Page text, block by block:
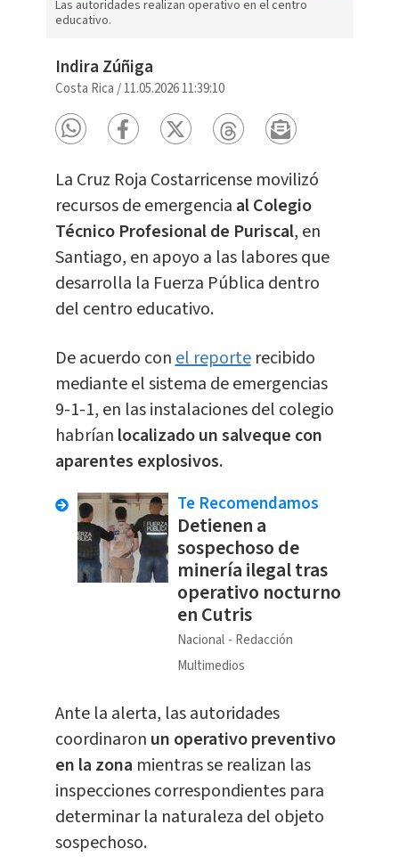
Las autoridades realizan operativo en el centro
educativo.
Indira Zúñiga
Costa Rica /11.05.2026 11:39:10
La Cruz Roja Costarricense movilizó
recursos de emergencia al Colegio
Técnico Profesional de Puriscal, en
Santiago, en apoyo a las labores que
desarrolla la Fuerza Pública dentro
del centro educativo.
De acuerdo conel reporterecibido
mediante el sistema de emergencias
9-1-1, en las instalaciones del colegio
habrían localizado un salveque con
aparentes explosivos.
Te Recomendamos
Detienen a
sospechoso de
minería ilegal tras
operativo nocturno
en Cutris
Nacional
Redacción
Multimedios
​Ante la alerta, las autoridades
coordinaron un operativo preventivo
en la zona mientras se realizan las
inspecciones correspondientes para
determinar la naturaleza del objeto
sospechoso.